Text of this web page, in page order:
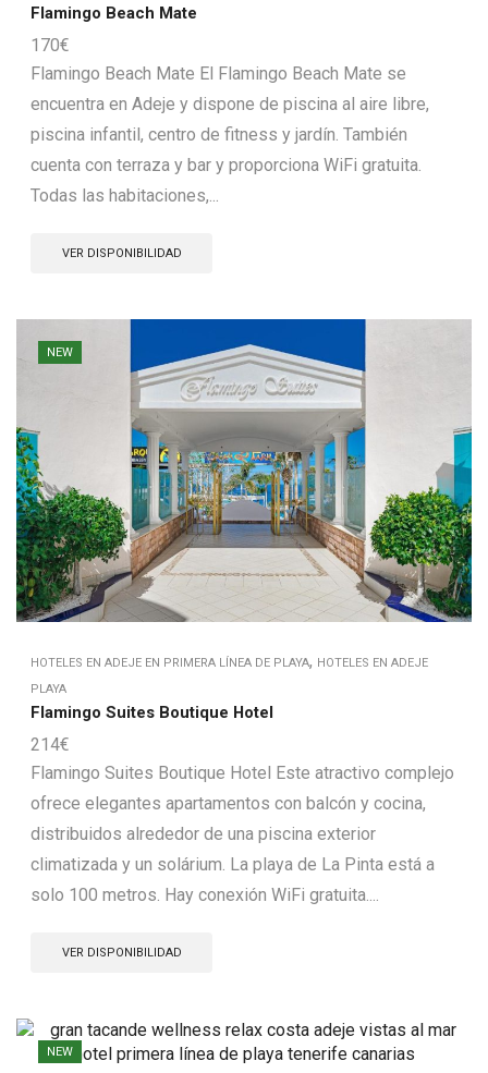
Flamingo Beach Mate
170€
Flamingo Beach Mate El Flamingo Beach Mate se
encuentra en Adeje y dispone de piscina al aire libre,
piscina infantil, centro de fitness y jardín. También
cuenta con terraza y bar y proporciona WiFi gratuita.
Todas las habitaciones,...
VER DISPONIBILIDAD
NEW
HOTELES EN ADEJE EN PRIMERA LÍNEA DE PLAYA, HOTELES EN ADEJE
PLAYA
Flamingo Suites Boutique Hotel
214€
Flamingo Suites Boutique Hotel Este atractivo complejo
ofrece elegantes apartamentos con balcón y cocina,
distribuidos alrededor de una piscina exterior
climatizada y un solárium. La playa de La Pinta está a
solo 100 metros. Hay conexión WiFi gratuita....
VER DISPONIBILIDAD
NEW